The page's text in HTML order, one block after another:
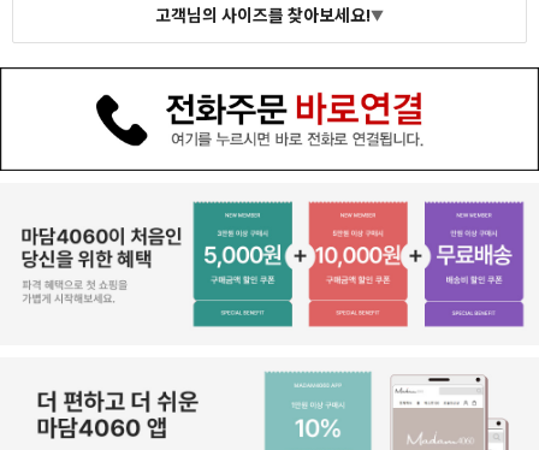
고객님의 사이즈를 찾아보세요!▼